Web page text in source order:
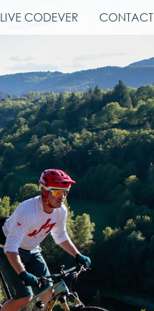
LIVE CODEVER CONTACT